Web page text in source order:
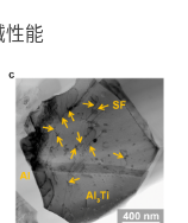
性能